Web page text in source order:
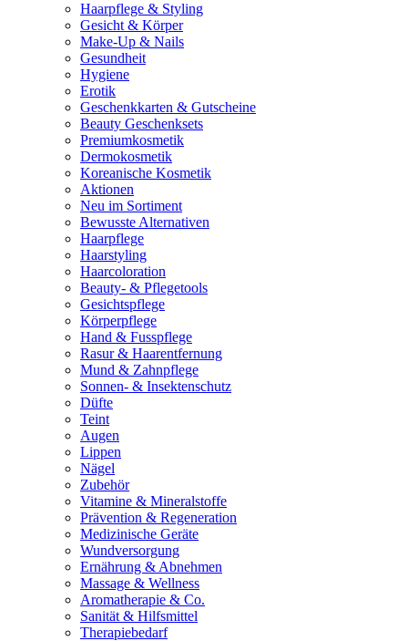
Haarpflege & Styling
Gesicht & Körper
Make-Up & Nails
Gesundheit
Hygiene
Erotik
Geschenkkarten & Gutscheine
Beauty Geschenksets
Premiumkosmetik
Dermokosmetik
Koreanische Kosmetik
Aktionen
Neu im Sortiment
Bewusste Alternativen
Haarpflege
Haarstyling
Haarcoloration
Beauty- & Pflegetools
Gesichtspflege
Körperpflege
Hand & Fusspflege
Rasur & Haarentfernung
Mund & Zahnpflege
Sonnen- & Insektenschutz
Düfte
Teint
Augen
Lippen
Nägel
Zubehör
Vitamine & Mineralstoffe
Prävention & Regeneration
Medizinische Geräte
Wundversorgung
Ernährung & Abnehmen
Massage & Wellness
Aromatherapie & Co.
Sanität & Hilfsmittel
Therapiebedarf